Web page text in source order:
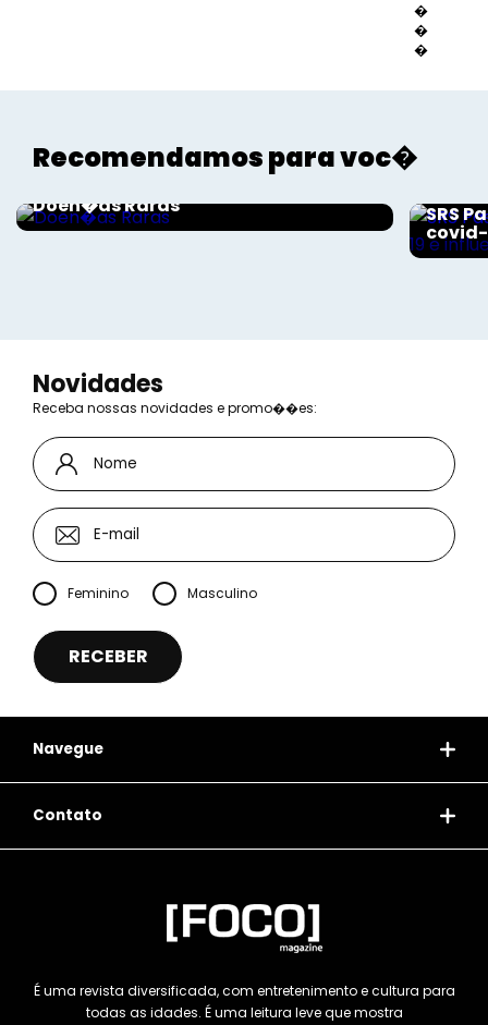
�
�
�
Recomendamos para voc�
Saúde
Doen�as Raras SRS
covid-
Novidades
Receba nossas novidades e promo��es:
Feminino Masculino
Navegue
Contato
É uma revista diversificada, com entretenimento e cultura para
todas as idades. É uma leitura leve que mostra